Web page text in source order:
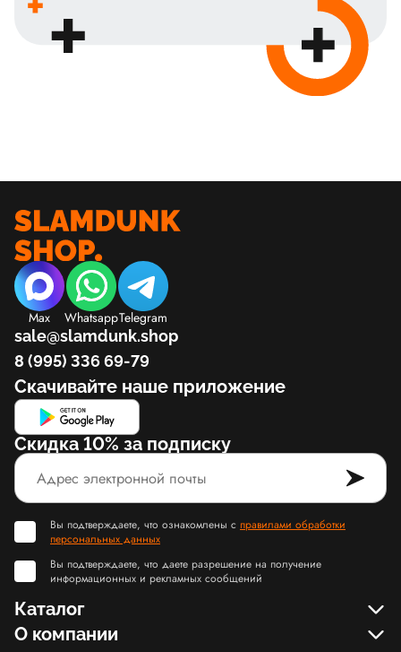
Max WhatsappTelegram
sale@slamdunk.shop
8 (995) 336 69-79
Скачивайте наше приложение
Скидка 10% за подписку
Вы подтверждаете, что ознакомлены с правилами обработки
персональных данных
Вы подтверждаете, что даете разрешение на получение
информационных и рекламных сообщений
Каталог
О компании